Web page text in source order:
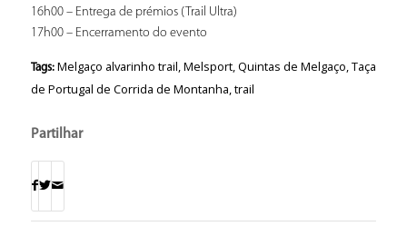
16h00 – Entrega de prémios (Trail Ultra)
17h00 – Encerramento do evento
Tags: Melgaço alvarinho trail Melsport, Quintas de Melgaço Taça
de Portugal de Corrida de Montanha trail
Partilhar